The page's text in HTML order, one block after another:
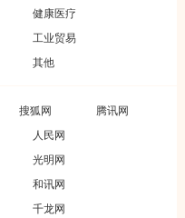
健康医疗
工业贸易
其他
搜狐网
腾讯网
人民网
光明网
和讯网
千龙网